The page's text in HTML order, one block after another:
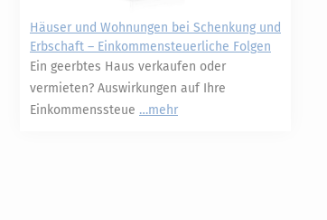
Häuser und Wohnungen bei Schenkung und
Erbschaft – Einkommensteuerliche Folgen
Ein geerbtes Haus verkaufen oder
vermieten? Auswirkungen auf Ihre
Einkommenssteue
mehr